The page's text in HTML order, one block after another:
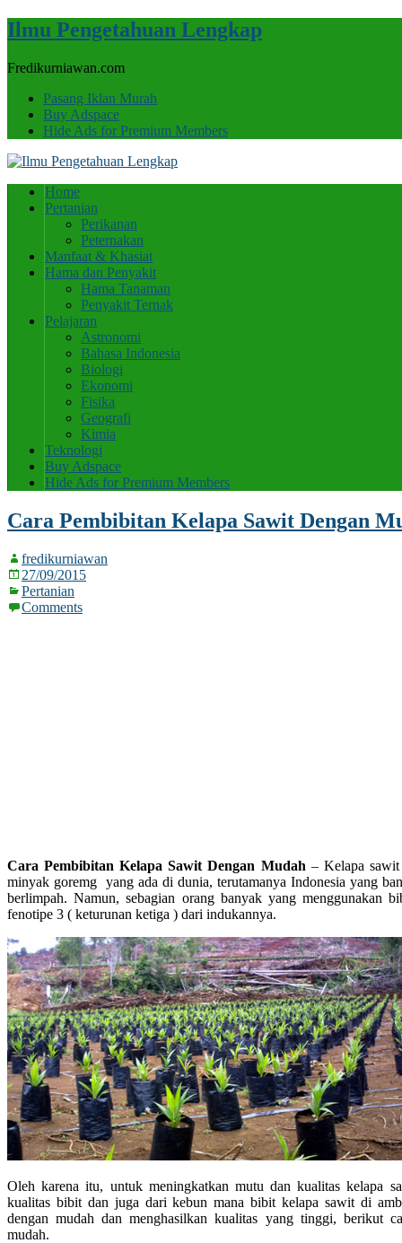
Ilmu Pengetahuan Lengkap
Fredikurniawan.com
Pasang Iklan Murah
Buy Adspace
Hide Ads for Premium Members
Home
Pertanian
Perikanan
Peternakan
Manfaat & Khasiat
Hama dan Penyakit
Hama Tanaman
Penyakit Ternak
Pelajaran
Astronomi
Bahasa Indonesia
Biologi
Ekonomi
Fisika
Geografi
Kimia
Teknologi
Buy Adspace
Hide Ads for Premium Members
Cara Pembibitan Kelapa Sawit Dengan
fredikurniawan
27/09/2015
Pertanian
Comments
Cara Pembibitan Kelapa Sawit Dengan Mudah – Kelapa sawit
minyak goremg yang ada di dunia, terutamanya Indonesia yang
berlimpah. Namun, sebagian orang banyak yang menggunakan
fenotipe 3 ( keturunan ketiga ) dari indukannya.
Oleh karena itu, untuk meningkatkan mutu dan kualitas kelapa
kualitas bibit dan juga dari kebun mana bibit kelapa sawit di
dengan mudah dan menghasilkan kualitas yang tinggi, berikut
mudah.